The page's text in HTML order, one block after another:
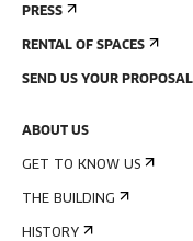
PRESS
RENTAL OF SPACES
SEND US YOUR PROPOSAL
ABOUT US
GET TO KNOW US
THE BUILDING
HISTORY